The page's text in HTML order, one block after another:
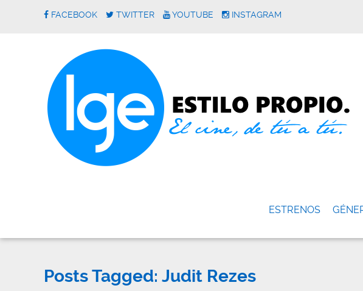
FACEBOOK TWITTER YOUTUBE INSTAGRAM
ESTRENOS
Posts Tagged: Judit Rezes